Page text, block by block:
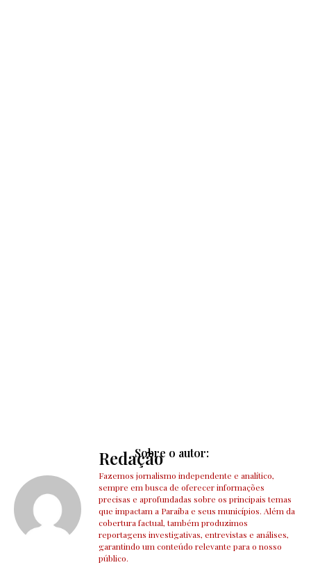
Sobre o autor:
Redação
Fazemos jornalismo independente e analítico,
sempre em busca de oferecer informações
precisas e aprofundadas sobre os principais temas
que impactam a Paraíba e seus municípios. Além da
cobertura factual, também produzimos
reportagens investigativas, entrevistas e análises,
garantindo um conteúdo relevante para o nosso
público.